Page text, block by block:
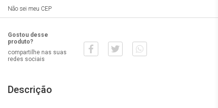
Não sei meu CEP
Gostou desse
produto?
compartilhe nas suas
redes sociais
Descrição